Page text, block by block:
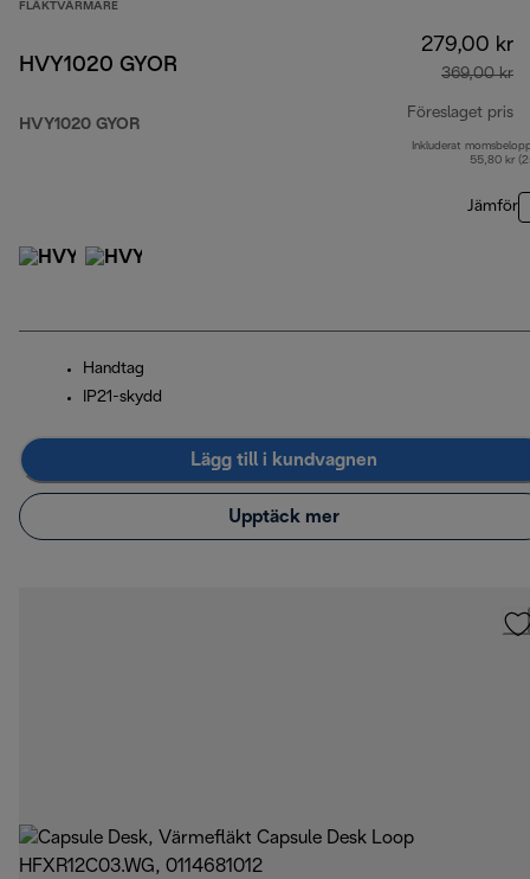
FLÄKTVÄRMARE
HVY1020 GYOR
HVY1020 GYOR
279,00 kr
369,00 kr
Föreslaget pris
Inkluderat
55,80 kr
Jämför
Handtag
IP21-skydd
Lägg till i kundvagnen
Upptäck mer